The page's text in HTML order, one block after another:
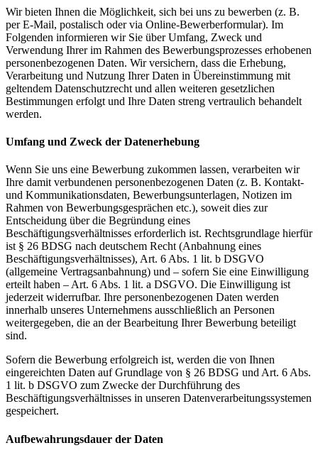
Wir bieten Ihnen die Möglichkeit, sich bei uns zu bewerben (z. B.
per E-Mail, postalisch oder via Online-Bewerberformular). Im
Folgenden informieren wir Sie über Umfang, Zweck und
Verwendung Ihrer im Rahmen des Bewerbungsprozesses erhobenen
personenbezogenen Daten. Wir versichern, dass die Erhebung,
Verarbeitung und Nutzung Ihrer Daten in Übereinstimmung mit
geltendem Datenschutzrecht und allen weiteren gesetzlichen
Bestimmungen erfolgt und Ihre Daten streng vertraulich behandelt
werden.
Umfang und Zweck der Datenerhebung
Wenn Sie uns eine Bewerbung zukommen lassen, verarbeiten wir
Ihre damit verbundenen personenbezogenen Daten (z. B. Kontakt-
und Kommunikationsdaten, Bewerbungsunterlagen, Notizen im
Rahmen von Bewerbungsgesprächen etc.), soweit dies zur
Entscheidung über die Begründung eines
Beschäftigungsverhältnisses erforderlich ist. Rechtsgrundlage hierfür
ist § 26 BDSG nach deutschem Recht (Anbahnung eines
Beschäftigungsverhältnisses), Art. 6 Abs. 1 lit. b DSGVO
(allgemeine Vertragsanbahnung) und – sofern Sie eine Einwilligung
erteilt haben – Art. 6 Abs. 1 lit. a DSGVO. Die Einwilligung ist
jederzeit widerrufbar. Ihre personenbezogenen Daten werden
innerhalb unseres Unternehmens ausschließlich an Personen
weitergegeben, die an der Bearbeitung Ihrer Bewerbung beteiligt
sind.
Sofern die Bewerbung erfolgreich ist, werden die von Ihnen
eingereichten Daten auf Grundlage von § 26 BDSG und Art. 6 Abs.
1 lit. b DSGVO zum Zwecke der Durchführung des
Beschäftigungsverhältnisses in unseren Datenverarbeitungssystemen
gespeichert.
Aufbewahrungsdauer der Daten